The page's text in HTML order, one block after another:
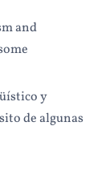
and
y
de algunas